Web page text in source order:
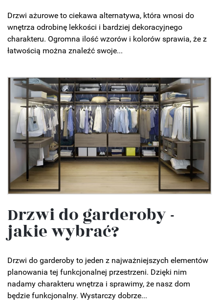
Drzwi ażurowe to ciekawa alternatywa, która wnosi do
wnętrza odrobinę lekkości i bardziej dekoracyjnego
charakteru. Ogromna ilość wzorów i kolorów sprawia, że z
łatwością można znaleźć swoje...
Drzwi do garderoby -
jakie wybrać?
Drzwi do garderoby to jeden z najważniejszych elementów
planowania tej funkcjonalnej przestrzeni. Dzięki nim
nadamy charakteru wnętrza i sprawimy, że nasz dom
będzie funkcjonalny. Wystarczy dobrze...